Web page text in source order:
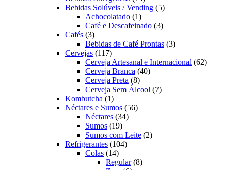
produtos
Bebidas Solúveis / Vending 55
Achocolatado 11
produto
Café e Descafeinado 33
Cafés 33
produtos
Bebidas de Café Prontas 33
Cervejas 117117
produtos
Cerveja Artesanal e Internacional 6262
Cerveja Branca 4040
Cerveja Preta 88
produtos
Cerveja Sem Álcool 77
Kombutcha 11
produto
Néctares e Sumos 5656
Néctares 3434
Sumos 1919
produtos
Sumos com Leite 22
Refrigerantes 104104
Colas 1414
produtos
Regular 88